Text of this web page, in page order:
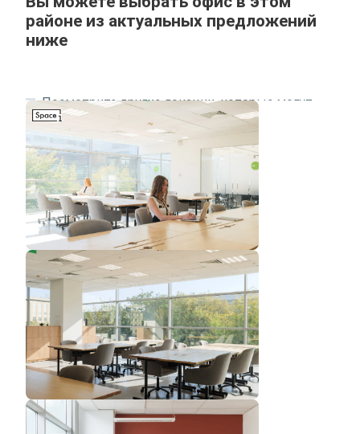
районе из актуальных предложений
ниже
Посмотрите другие локации, которые могут
подходить под ваш запрос